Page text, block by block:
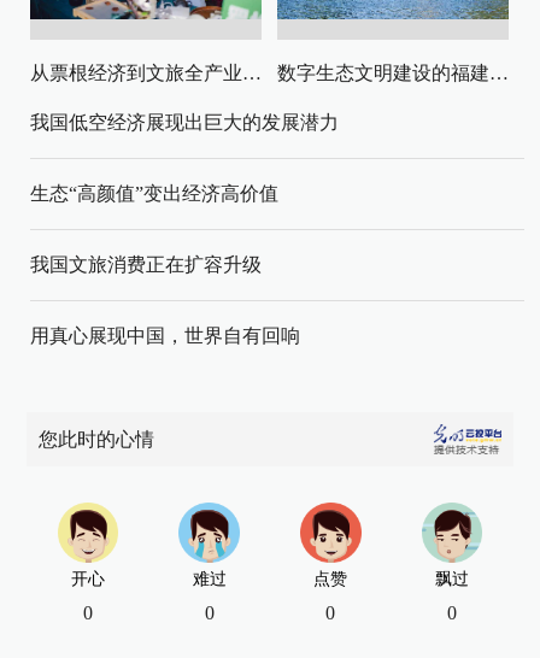
从票根经济到文旅全产业链升级 数字生态文明建设的福建路径与启示
我国低空经济展现出巨大的发展潜力
生态“高颜值”变出经济高价值
我国文旅消费正在扩容升级
用真心展现中国，世界自有回响
您此时的心情
开心
0
难过
0
点赞
0
飘过
0